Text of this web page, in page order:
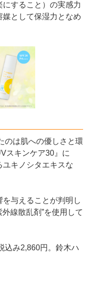
にすること）の実感力
として保湿力となめ
のは肌への優しさと環
スキンケア30』に
キノシタエキスな
与えることが判明し
線散乱剤”を使用して
込み2,860円。鈴木ハ